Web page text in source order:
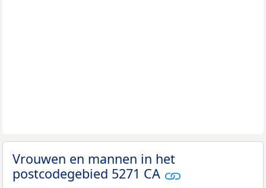
Vrouwen en mannen in het
postcodegebied 5271 CA